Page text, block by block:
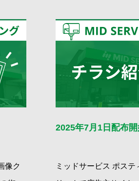
像ク
2025年7月1日配布
ミッドサービス ポス